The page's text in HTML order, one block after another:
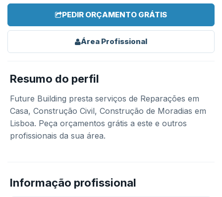
PEDIR ORÇAMENTO GRÁTIS
Área Profissional
Resumo do perfil
Future Building presta serviços de Reparações em
Casa, Construção Civil, Construção de Moradias em
Lisboa. Peça orçamentos grátis a este e outros
profissionais da sua área.
Informação profissional